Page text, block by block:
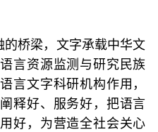
桥梁，文字承载中华文
言资源监测与研究民族
言文字科研机构作用，
释好、服务好，把语言
好，为营造全社会关心